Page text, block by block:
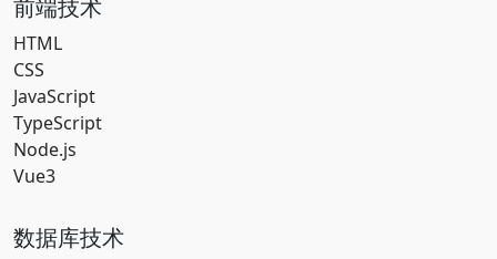
前端技术
HTML
CSS
JavaScript
TypeScript
Node.js
Vue3
数据库技术